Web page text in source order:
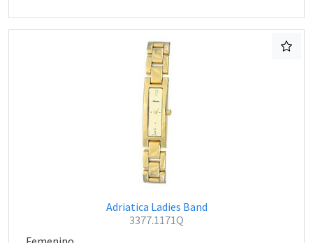
Adriatica Ladies Band
3377.1171Q